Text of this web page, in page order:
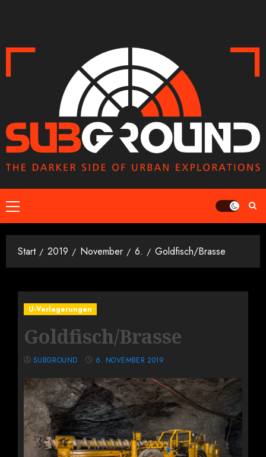
Primäres
Menü
Start 2019 November 6. Goldfisch/Brasse
U-Verlagerungen
Goldfisch/Brasse
SUBGROUND 6. NOVEMBER 2019